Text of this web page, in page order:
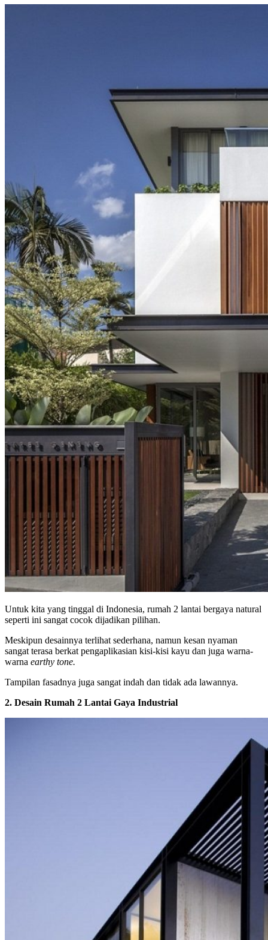
Untuk kita yang tinggal di Indonesia, rumah 2 lantai bergaya natural
seperti ini sangat cocok dijadikan pilihan.
Meskipun desainnya terlihat sederhana, namun kesan nyaman
sangat terasa berkat pengaplikasian kisi-kisi kayu dan juga warna-
warna earthy tone.
Tampilan fasadnya juga sangat indah dan tidak ada lawannya.
2. Desain Rumah 2 Lantai Gaya Industrial